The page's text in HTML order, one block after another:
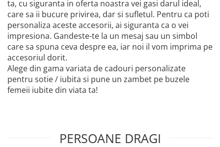
ta, cu siguranta in oferta noastra vei gasi darul ideal,
care sa ii bucure privirea, dar si sufletul. Pentru ca poti
personaliza aceste accesorii, ai siguranta ca o vei
impresiona. Gandeste-te la un mesaj sau un simbol
care sa spuna ceva despre ea, iar noi il vom imprima pe
accesoriul dorit.
Alege din gama variata de cadouri personalizate
pentru sotie / iubita si pune un zambet pe buzele
femeii iubite din viata ta!
PERSOANE DRAGI